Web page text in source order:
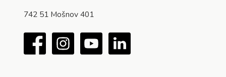
742 51 Mošnov 401
Facebook Instagram YouTube